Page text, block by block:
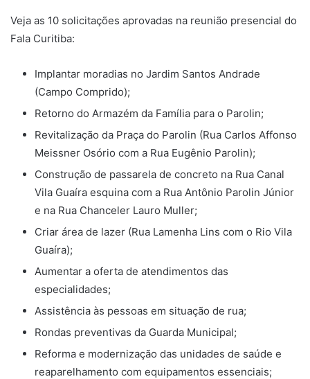
Veja as 10 solicitações aprovadas na reunião presencial do
Fala Curitiba:
Implantar moradias no Jardim Santos Andrade
(Campo Comprido);
Retorno do Armazém da Família para o Parolin;
Revitalização da Praça do Parolin (Rua Carlos Affonso
Meissner Osório com a Rua Eugênio Parolin);
Construção de passarela de concreto na Rua Canal
Vila Guaíra esquina com a Rua Antônio Parolin Júnior
e na Rua Chanceler Lauro Muller;
Criar área de lazer (Rua Lamenha Lins com o Rio Vila
Guaíra);
Aumentar a oferta de atendimentos das
especialidades;
Assistência às pessoas em situação de rua;
Rondas preventivas da Guarda Municipal;
Reforma e modernização das unidades de saúde e
reaparelhamento com equipamentos essenciais;